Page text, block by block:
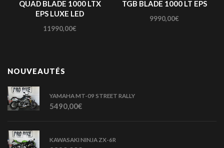
QUAD BLADE 1000 LTX
EPS LUXE LED
11990,00€
TGB BLADE 1000 LT EPS
9990,00€
NOUVEAUTÉS
YAMAHA MT-09 STREET RALLY
5490,00€
KAWASAKI NINJA ZX-6R